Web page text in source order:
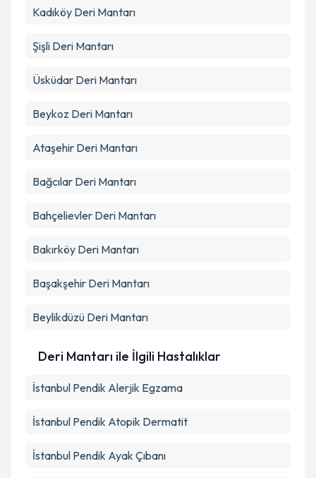
Takvim Talebini Gönder
Kadıköy Deri Mantarı
Şişli Deri Mantarı
Üsküdar Deri Mantarı
Beykoz Deri Mantarı
Ataşehir Deri Mantarı
Bağcılar Deri Mantarı
Bahçelievler Deri Mantarı
Bakırköy Deri Mantarı
Başakşehir Deri Mantarı
Beylikdüzü Deri Mantarı
Deri Mantarı ile İlgili Hastalıklar
İstanbul Pendik Alerjik Egzama
İstanbul Pendik Atopik Dermatit
İstanbul Pendik Ayak Çıbanı